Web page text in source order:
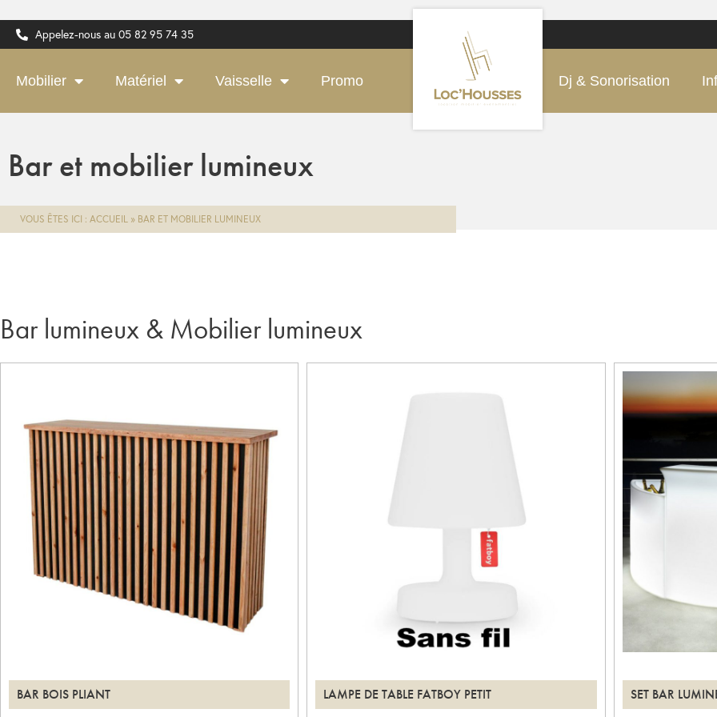
Appelez-nous au 05 82 95 74 35
Mobilier Matériel Vaisselle Promo Dj & Sonorisation
Bar et mobilier lumineux
VOUS ÊTES ICI : ACCUEIL » BAR ET MOBILIER LUMINEUX
Bar lumineux & Mobilier lumineux
BAR BOIS PLIANT LAMPE DE TABLE FATBOY PETIT SET BAR